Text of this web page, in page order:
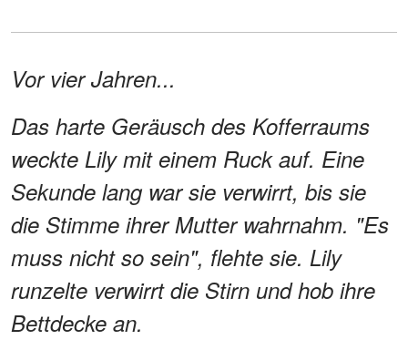
Vor vier Jahren...
Das harte Geräusch des Kofferraums
weckte Lily mit einem Ruck auf. Eine
Sekunde lang war sie verwirrt, bis sie
die Stimme ihrer Mutter wahrnahm. "Es
muss nicht so sein", flehte sie. Lily
runzelte verwirrt die Stirn und hob ihre
Bettdecke an.